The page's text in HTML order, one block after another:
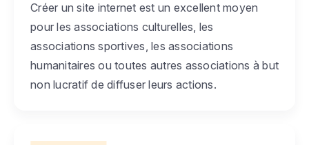
Créer un site internet est un excellent moyen
pour les associations culturelles, les
associations sportives, les associations
humanitaires ou toutes autres associations à but
non lucratif de diffuser leurs actions.